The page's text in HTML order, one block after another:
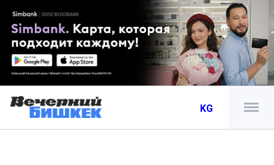
KG